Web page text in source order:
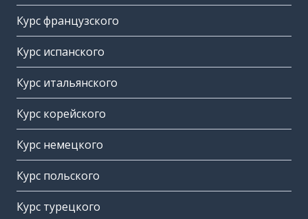
Курс французского
Курс испанского
Курс итальянского
Курс корейского
Курс немецкого
Курс польского
Курс турецкого